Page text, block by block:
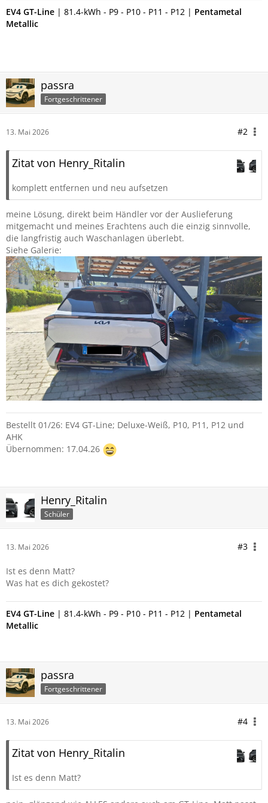
EV4 GT-Line | 81.4-kWh - P9 - P10 - P11 - P12 | Pentametal
Metallic
passra
Fortgeschrittener
13. Mai 2026 #2
Zitat von Henry_Ritalin
komplett entfernen und neu aufsetzen
meine Lösung, direkt beim Händler vor der Auslieferung
mitgemacht und meines Erachtens auch die einzig sinnvolle,
die langfristig auch Waschanlagen überlebt.
Siehe Galerie:
Bestellt 01/26: EV4 GT-Line; Deluxe-Weiß, P10, P11, P12 und
AHK
Übernommen: 17.04.26
Henry_Ritalin
Schüler
13. Mai 2026 #3
Ist es denn Matt?
Was hat es dich gekostet?
EV4 GT-Line | 81.4-kWh - P9 - P10 - P11 - P12 | Pentametal
Metallic
passra
Fortgeschrittener
13. Mai 2026 #4
Zitat von Henry_Ritalin
Ist es denn Matt?